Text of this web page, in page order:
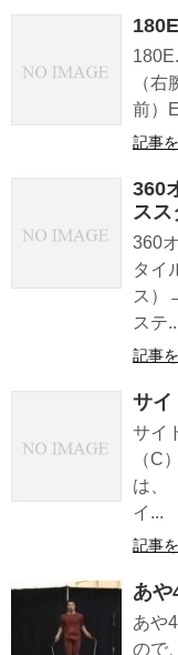
（
前）
記事
360
スス
360
タイ
ス）
ステ
記事
サイ
サイ
（C
は、
イ...
記事
あや
あや
ので